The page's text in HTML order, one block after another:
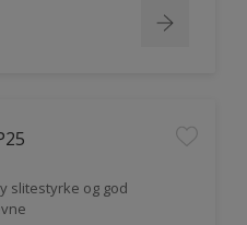
slitestyrke og god